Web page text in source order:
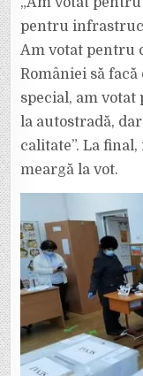
pentru
Am votat pentru
României să
special, am votat
la autostradă,
calitate”. La
meargă la vot.